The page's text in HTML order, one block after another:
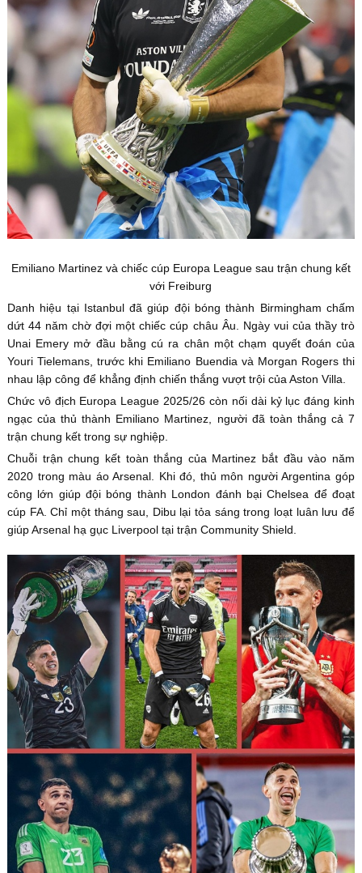
Emiliano Martinez và chiếc cúp Europa League sau trận chung kết
với Freiburg
Danh hiệu tại Istanbul đã giúp đội bóng thành Birmingham chấm
dứt 44 năm chờ đợi một chiếc cúp châu Âu. Ngày vui của thầy trò
Unai Emery mở đầu bằng cú ra chân một chạm quyết đoán của
Youri Tielemans, trước khi Emiliano Buendia và Morgan Rogers thi
nhau lập công để khẳng định chiến thắng vượt trội của Aston Villa.
Chức vô địch Europa League 2025/26 còn nối dài kỷ lục đáng kinh
ngạc của thủ thành Emiliano Martinez, người đã toàn thắng cả 7
trận chung kết trong sự nghiệp.
Chuỗi trận chung kết toàn thắng của Martinez bắt đầu vào năm
2020 trong màu áo Arsenal. Khi đó, thủ môn người Argentina góp
công lớn giúp đội bóng thành London đánh bại Chelsea để đoạt
cúp FA. Chỉ một tháng sau, Dibu lại tỏa sáng trong loạt luân lưu để
giúp Arsenal hạ gục Liverpool tại trận Community Shield.